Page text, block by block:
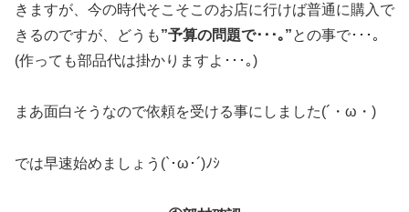
きますが、今の時代そこそこのお店に行けば普通に購入で
きるのですが、どうも”予算の問題で･･･｡”との事で･･･｡
(作っても部品代は掛かりますよ･･･｡)
まあ面白そうなので依頼を受ける事にしました(´・ω・)
では早速始めましょう(`･ω･´)ﾉｼ